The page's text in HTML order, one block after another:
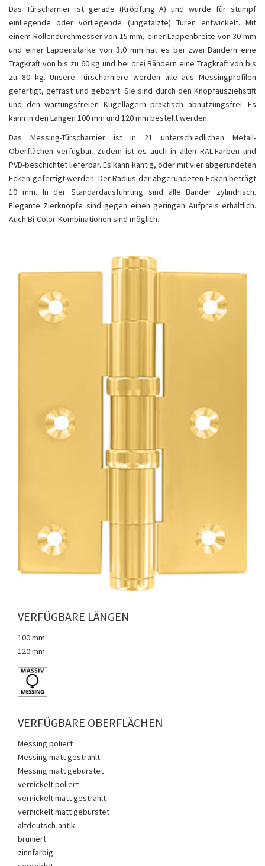
Das Türscharnier ist gerade (Kröpfung A) und wurde für stumpf
einliegende oder vorliegende (ungefälzte) Türen entwickelt. Mit
einem Rollendurchmesser von 15 mm, einer Lappenbreite von 30 mm
und einer Lappenstärke von 3,0 mm hat es bei zwei Bändern eine
Tragkraft von bis zu 60 kg und bei drei Bändern eine Tragkraft von bis
zu 80 kg. Unsere Türscharniere werden alle aus Messingprofilen
gefertigt, gefräst und gebohrt. Sie sind durch den Knopfausziehstift
und den wartungsfreien Kugellagern praktisch abnutzungsfrei. Es
kann in den Längen 100 mm und 120 mm bestellt werden.
Das Messing-Türscharnier ist in 21 unterschiedlichen Metall-
Oberflächen verfügbar. Zudem ist es auch in allen RAL-Farben und
PVD-beschichtet lieferbar. Es kann käntig, oder mit vier abgerundeten
Ecken gefertigt werden. Der Radius der abgerundeten Ecken beträgt
10 mm. In der Standardausführung sind alle Bänder zylindrisch.
Elegante Zierknöpfe sind gegen einen geringen Aufpreis erhältlich.
Auch Bi-Color-Kombinationen sind möglich.
VERFÜGBARE LÄNGEN
100 mm
120 mm
VERFÜGBARE OBERFLÄCHEN
Messing poliert
Messing matt gestrahlt
Messing matt gebürstet
vernickelt poliert
vernickelt matt gestrahlt
vernickelt matt gebürstet
altdeutsch-antik
brüniert
zinnfarbig